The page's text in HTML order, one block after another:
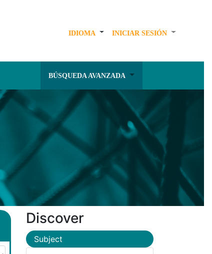
IDIOMA INICIAR SESIÓN
BÚSQUEDA AVANZADA
Discover
Subject